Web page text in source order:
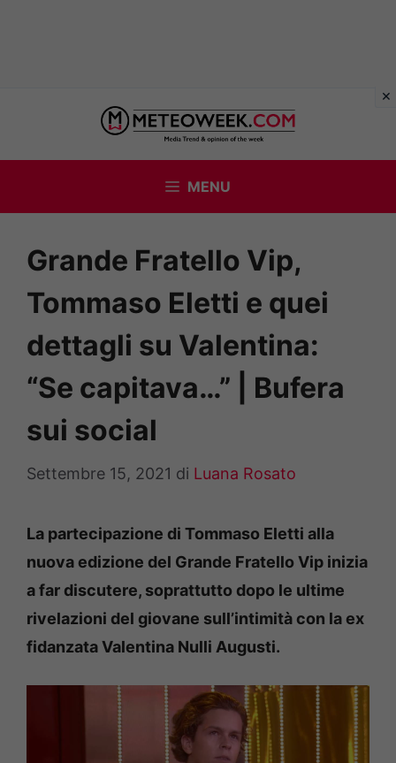
contenuto
MENU
Grande Fratello Vip,
Tommaso Eletti e quei
dettagli su Valentina:
“Se capitava…” | Bufera
sui social
Settembre 15, 2021 di Luana Rosato
La partecipazione di Tommaso Eletti alla
nuova edizione del Grande Fratello Vip inizia
a far discutere, soprattutto dopo le ultime
rivelazioni del giovane sull’intimità con la ex
fidanzata Valentina Nulli Augusti.